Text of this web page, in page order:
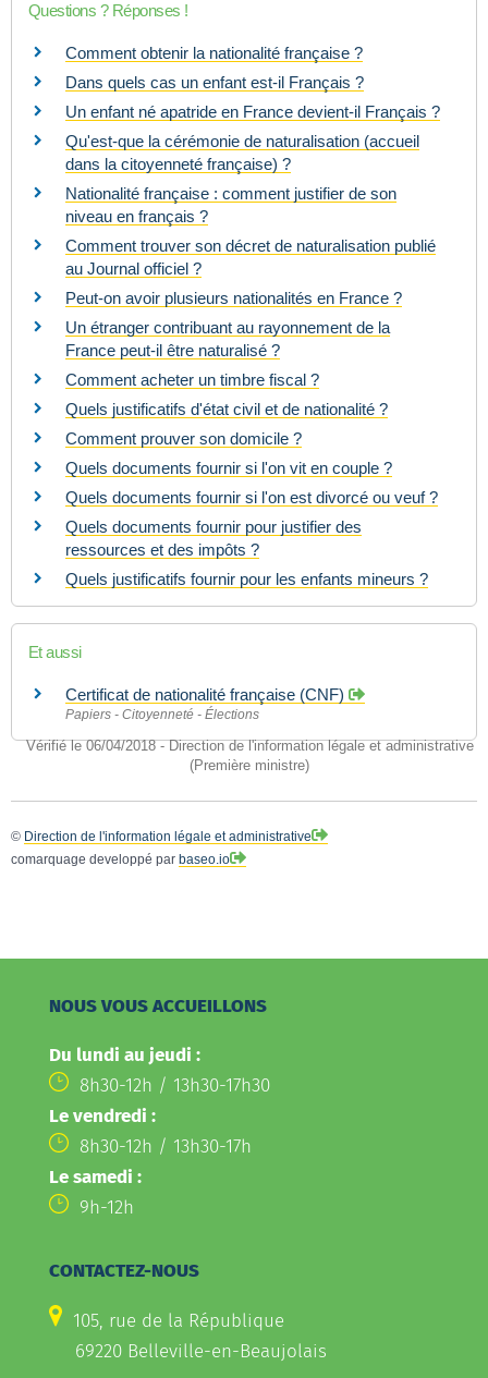
Vérifié le 06/04/2018 - Direction de l'information légale et administrative
(Première ministre)
Questions ? Réponses !
Comment obtenir la nationalité française ?
Dans quels cas un enfant est-il Français ?
Un enfant né apatride en France devient-il Français ?
Qu'est-que la cérémonie de naturalisation (accueil
dans la citoyenneté française) ?
Nationalité française : comment justifier de son
niveau en français ?
Comment trouver son décret de naturalisation publié
au Journal officiel ?
Peut-on avoir plusieurs nationalités en France ?
Un étranger contribuant au rayonnement de la
France peut-il être naturalisé ?
Comment acheter un timbre fiscal ?
Quels justificatifs d'état civil et de nationalité ?
Comment prouver son domicile ?
Quels documents fournir si l'on vit en couple ?
Quels documents fournir si l'on est divorcé ou veuf ?
Quels documents fournir pour justifier des
ressources et des impôts ?
Quels justificatifs fournir pour les enfants mineurs ?
Et aussi
Certificat de nationalité française (CNF)
Papiers - Citoyenneté - Élections
© Direction de l'information légale et administrative
comarquage developpé par baseo.io
NOUS VOUS ACCUEILLONS
Du lundi au jeudi :
8h30-12h / 13h30-17h30
Le vendredi :
8h30-12h / 13h30-17h
Le samedi :
9h-12h
CONTACTEZ-NOUS
105, rue de la République
69220 Belleville-en-Beaujolais